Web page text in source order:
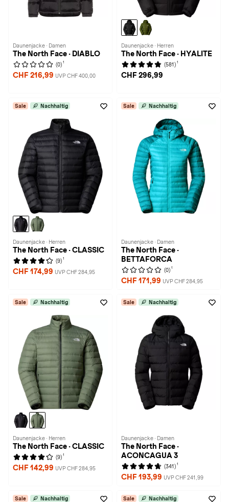
Daunenjacke · Damen
The North Face · DIABLO
(0) 1
CHF 216,99 UVP CHF 400,00
Daunenjacke · Herren
The North Face · HYALITE
(581) 1
CHF 296,99
Sale Nachhaltig
Daunenjacke · Herren
The North Face · CLASSIC
(9) 1
CHF 174,99 UVP CHF 284,95
Sale Nachhaltig
Daunenjacke · Damen
The North Face ·
BETTAFORCA
(0) 1
CHF 171,99 UVP CHF 284,95
Sale Nachhaltig
Daunenjacke · Herren
The North Face · CLASSIC
(9) 1
CHF 142,99 UVP CHF 284,95
Sale Nachhaltig
Daunenjacke · Damen
The North Face ·
ACONCAGUA 3
(341) 1
CHF 193,99 UVP CHF 241,99
Sale Nachhaltig Sale Nachhaltig